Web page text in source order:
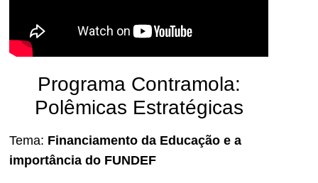
Programa Contramola:
Polêmicas Estratégicas
Tema: Financiamento da Educação e a
importância do FUNDEF